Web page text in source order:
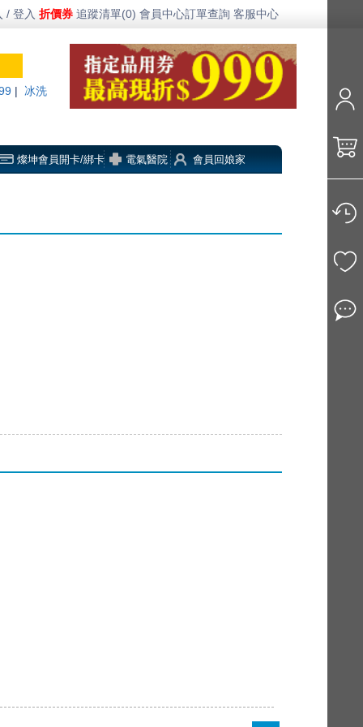
/ 登入 折價券 追蹤清單(0) 會員中心訂單查詢 客服中心
冰洗
燦坤會員開卡/綁卡 電氣醫院 會員回娘家